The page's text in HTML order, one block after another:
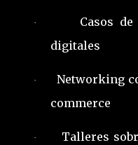
·
Casos
digitales
·
Networking
commerce
·
Talleres